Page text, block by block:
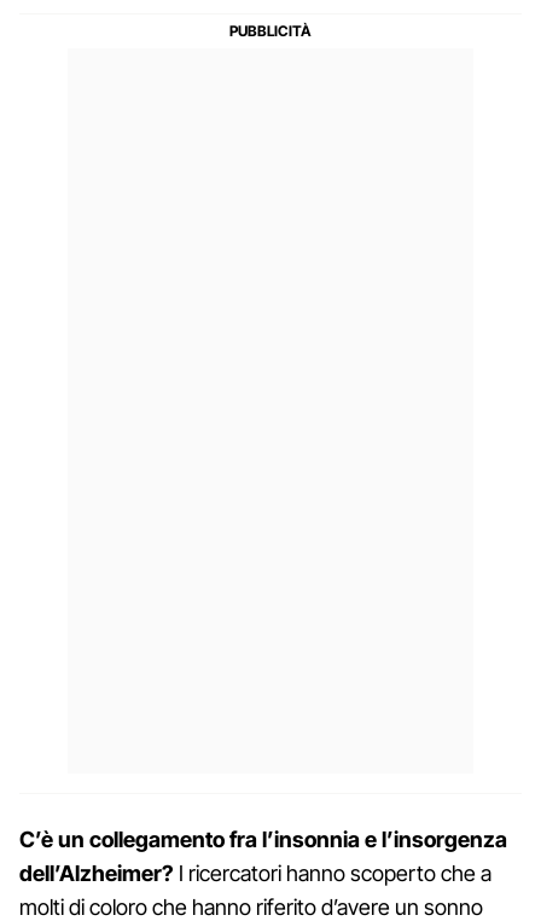
C’è un collegamento fra l’insonnia e l’insorgenza
dell’Alzheimer? I ricercatori hanno scoperto che a
molti di coloro che hanno riferito d’avere un sonno